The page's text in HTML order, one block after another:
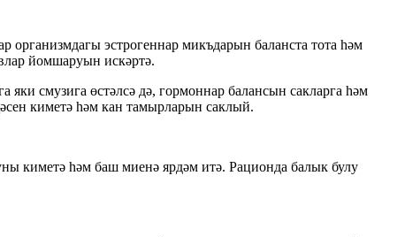
эстрогеннар микъдарын баланста тота һәм
йомшаруын искәртә.
смузига өстәлсә дә, гормоннар балансын сакларга һәм
киметә һәм кан тамырларын саклый.
киметә һәм баш миенә ярдәм итә. Рационда балык булу